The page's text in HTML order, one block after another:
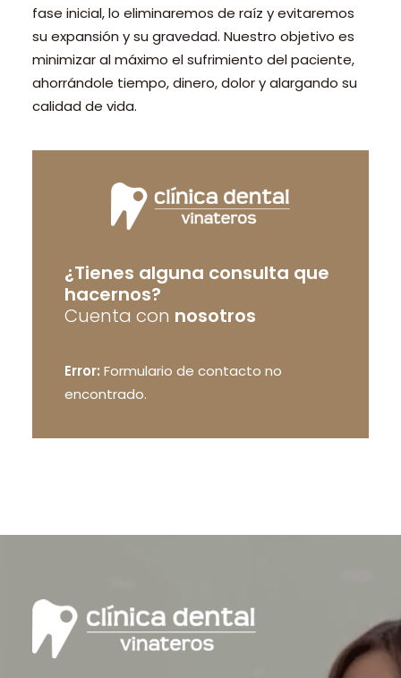
fase inicial, lo eliminaremos de raíz y evitaremos
su expansión y su gravedad. Nuestro objetivo es
minimizar al máximo el sufrimiento del paciente,
ahorrándole tiempo, dinero, dolor y alargando su
calidad de vida.
¿Tienes alguna consulta que
hacernos?
Cuenta con nosotros
Error: Formulario de contacto no
encontrado.